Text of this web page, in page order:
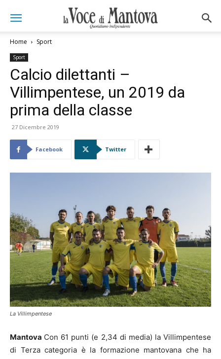
Home Sport
Sport
Calcio dilettanti –
Villimpentese, un 2019 da
prima della classe
27 Dicembre 2019
Facebook Twitter
La Villimpentese
Mantova Con 61 punti (e 2,34 di media) la Villimpentese
di Terza categoria è la formazione mantovana che ha